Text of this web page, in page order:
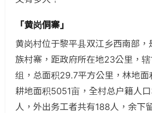
「黄岗侗寨」
黄岗村位于黎平县双江乡西南部，
族村寨，距政府所在地23公里，辖
组，总面积29.7平方公里，林地面
耕地面积5051亩，全村总户籍人
人，外出务工者共有188人，余下